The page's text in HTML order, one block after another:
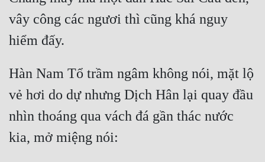
Đồng Nhân
Cẩu Đạo Trường Sinh
Ngự Thú
vây công các ngươi thì cũng khá nguy
Hàn Nam Tổ trầm ngâm không nói, mặt lộ
vẻ hơi do dự nhưng Dịch Hân lại quay đầu
nhìn thoáng qua vách đá gần thác nước